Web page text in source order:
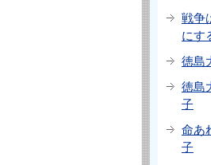
戦争
に
徳島
徳島
子
命あ
子